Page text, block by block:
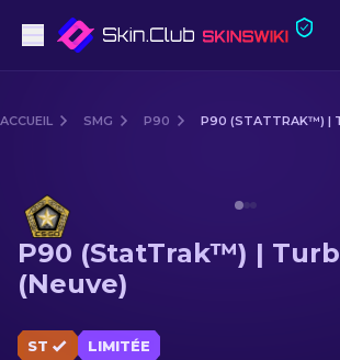
Fusils
Fusils de Précision
ACCUEIL SMG P90 P90 (STATTRAK™) |
P90 (StatTrak™) |
(Neuve)
ST LIMITÉE